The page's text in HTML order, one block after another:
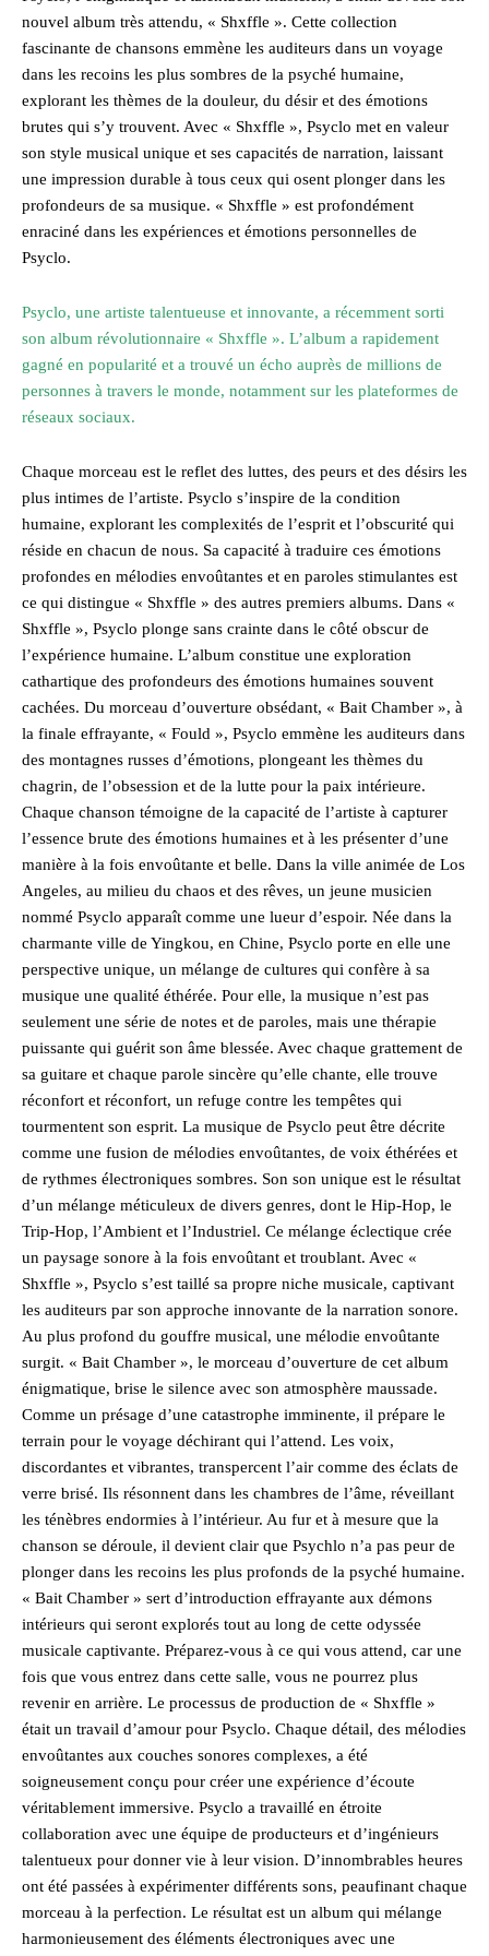
nouvel album très attendu, « Shxffle ». Cette collection
fascinante de chansons emmène les auditeurs dans un voyage
dans les recoins les plus sombres de la psyché humaine,
explorant les thèmes de la douleur, du désir et des émotions
brutes qui s’y trouvent. Avec « Shxffle », Psyclo met en valeur
son style musical unique et ses capacités de narration, laissant
une impression durable à tous ceux qui osent plonger dans les
profondeurs de sa musique. « Shxffle » est profondément
enraciné dans les expériences et émotions personnelles de
Psyclo.
Psyclo, une artiste talentueuse et innovante, a récemment sorti
son album révolutionnaire « Shxffle ». L’album a rapidement
gagné en popularité et a trouvé un écho auprès de millions de
personnes à travers le monde, notamment sur les plateformes de
réseaux sociaux.
Chaque morceau est le reflet des luttes, des peurs et des désirs les
plus intimes de l’artiste. Psyclo s’inspire de la condition
humaine, explorant les complexités de l’esprit et l’obscurité qui
réside en chacun de nous. Sa capacité à traduire ces émotions
profondes en mélodies envoûtantes et en paroles stimulantes est
ce qui distingue « Shxffle » des autres premiers albums. Dans «
Shxffle », Psyclo plonge sans crainte dans le côté obscur de
l’expérience humaine. L’album constitue une exploration
cathartique des profondeurs des émotions humaines souvent
cachées. Du morceau d’ouverture obsédant, « Bait Chamber », à
la finale effrayante, « Fould », Psyclo emmène les auditeurs dans
des montagnes russes d’émotions, plongeant les thèmes du
chagrin, de l’obsession et de la lutte pour la paix intérieure.
Chaque chanson témoigne de la capacité de l’artiste à capturer
l’essence brute des émotions humaines et à les présenter d’une
manière à la fois envoûtante et belle. Dans la ville animée de Los
Angeles, au milieu du chaos et des rêves, un jeune musicien
nommé Psyclo apparaît comme une lueur d’espoir. Née dans la
charmante ville de Yingkou, en Chine, Psyclo porte en elle une
perspective unique, un mélange de cultures qui confère à sa
musique une qualité éthérée. Pour elle, la musique n’est pas
seulement une série de notes et de paroles, mais une thérapie
puissante qui guérit son âme blessée. Avec chaque grattement de
sa guitare et chaque parole sincère qu’elle chante, elle trouve
réconfort et réconfort, un refuge contre les tempêtes qui
tourmentent son esprit. La musique de Psyclo peut être décrite
comme une fusion de mélodies envoûtantes, de voix éthérées et
de rythmes électroniques sombres. Son son unique est le résultat
d’un mélange méticuleux de divers genres, dont le Hip-Hop, le
Trip-Hop, l’Ambient et l’Industriel. Ce mélange éclectique crée
un paysage sonore à la fois envoûtant et troublant. Avec «
Shxffle », Psyclo s’est taillé sa propre niche musicale, captivant
les auditeurs par son approche innovante de la narration sonore.
Au plus profond du gouffre musical, une mélodie envoûtante
surgit. « Bait Chamber », le morceau d’ouverture de cet album
énigmatique, brise le silence avec son atmosphère maussade.
Comme un présage d’une catastrophe imminente, il prépare le
terrain pour le voyage déchirant qui l’attend. Les voix,
discordantes et vibrantes, transpercent l’air comme des éclats de
verre brisé. Ils résonnent dans les chambres de l’âme, réveillant
les ténèbres endormies à l’intérieur. Au fur et à mesure que la
chanson se déroule, il devient clair que Psychlo n’a pas peur de
plonger dans les recoins les plus profonds de la psyché humaine.
« Bait Chamber » sert d’introduction effrayante aux démons
intérieurs qui seront explorés tout au long de cette odyssée
musicale captivante. Préparez-vous à ce qui vous attend, car une
fois que vous entrez dans cette salle, vous ne pourrez plus
revenir en arrière. Le processus de production de « Shxffle »
était un travail d’amour pour Psyclo. Chaque détail, des mélodies
envoûtantes aux couches sonores complexes, a été
soigneusement conçu pour créer une expérience d’écoute
véritablement immersive. Psyclo a travaillé en étroite
collaboration avec une équipe de producteurs et d’ingénieurs
talentueux pour donner vie à leur vision. D’innombrables heures
ont été passées à expérimenter différents sons, peaufinant chaque
morceau à la perfection. Le résultat est un album qui mélange
harmonieusement des éléments électroniques avec une